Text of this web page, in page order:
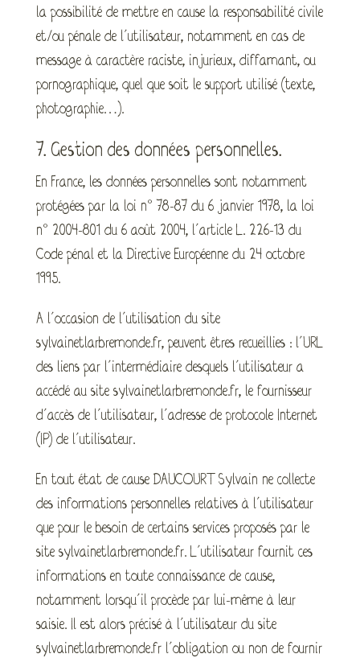
la possibilité de mettre en cause la responsabilité civile
et/ou pénale de l’utilisateur, notamment en cas de
message à caractère raciste, injurieux, diffamant, ou
pornographique, quel que soit le support utilisé (texte,
photographie…).
7. Gestion des données personnelles.
En France, les données personnelles sont notamment
protégées par la loi n° 78-87 du 6 janvier 1978, la loi
n° 2004-801 du 6 août 2004, l’article L. 226-13 du
Code pénal et la Directive Européenne du 24 octobre
1995.
A l’occasion de l’utilisation du site
sylvainetlarbremonde.fr, peuvent êtres recueillies : l’URL
des liens par l’intermédiaire desquels l’utilisateur a
accédé au site sylvainetlarbremonde.fr, le fournisseur
d’accès de l’utilisateur, l’adresse de protocole Internet
(IP) de l’utilisateur.
En tout état de cause DAUCOURT Sylvain ne collecte
des informations personnelles relatives à l’utilisateur
que pour le besoin de certains services proposés par le
site sylvainetlarbremonde.fr. L’utilisateur fournit ces
informations en toute connaissance de cause,
notamment lorsqu’il procède par lui-même à leur
saisie. Il est alors précisé à l’utilisateur du site
sylvainetlarbremonde.fr l’obligation ou non de fournir